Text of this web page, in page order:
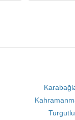
Turgutlu